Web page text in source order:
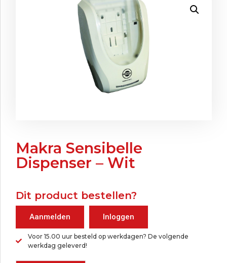
Makra Sensibelle
Dispenser – Wit
Dit product bestellen?
Aanmelden Inloggen
Voor 15.00 uur besteld op werkdagen? De volgende
werkdag geleverd!